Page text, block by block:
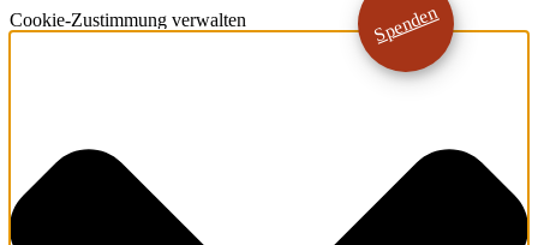
Cookie-Zustimmung verwalten Spenden